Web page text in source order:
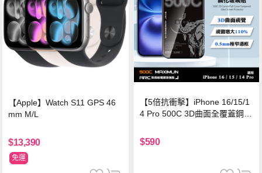
【Apple】Watch S11 GPS 46
mm M/L
$13,390
免運
【5倍抗衝擊】iPhone 16/15/1
4 Pro 500C 3D曲面全覆蓋鋼化
保護貼
$590